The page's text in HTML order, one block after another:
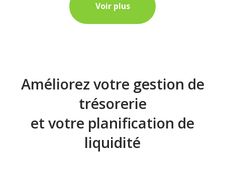
Voir plus
Améliorez votre gestion de
trésorerie
et votre planification de
liquidité